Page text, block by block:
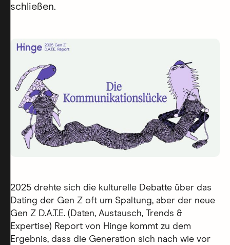
schließen.
2025 drehte sich die kulturelle Debatte über das
Dating der Gen Z oft um Spaltung, aber der neue
Gen Z D.A.T.E. (Daten, Austausch, Trends &
Expertise) Report von Hinge kommt zu dem
Ergebnis, dass die Generation sich nach wie vor